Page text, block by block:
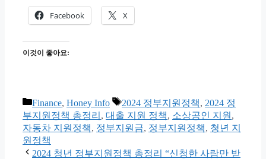
Facebook X
이것이 좋아요:
카
테
고
리
Finance, Honey Info
태
그
2024 정부지원정책, 2024 정
부지원정책 총정리 , 대출 지원 정책, 소상공인 지원 ,
자동차 지원정책, 정부지원금, 정부지원정책, 청년 지
원정책
2024 청년 정부지원정책 총정리 “신청한 사람만 받